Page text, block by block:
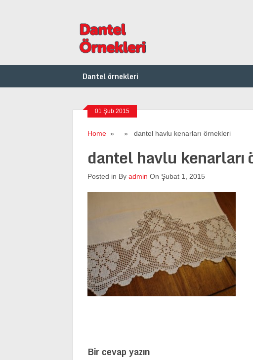
Dantel örnekleri
01 Şub 2015
Home» » dantel havlu kenarları örnekleri
dantel havlu kenarları
Posted in By admin On Şubat 1, 2015
Bir cevap yazın